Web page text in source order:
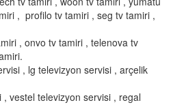
, profilo tv tamiri , seg tv tamiri ,
, onvo tv tamiri , telenova tv
, lg televizyon servisi , arçelik
vestel televizyon servisi , regal